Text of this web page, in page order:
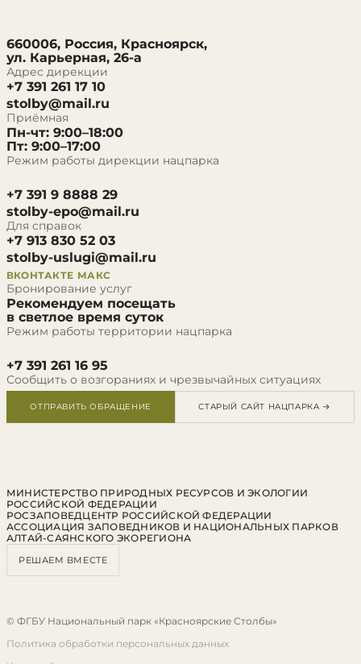
660006, Россия, Красноярск,
ул. Карьерная, 26-а
Адрес дирекции
+7 391 261 17 10
stolby@mail.ru
Приёмная
Пн-чт: 9:00–18:00
Пт: 9:00–17:00
Режим работы дирекции нацпарка
+7 391 9 8888 29
stolby-epo@mail.ru
Для справок
+7 913 830 52 03
stolby-uslugi@mail.ru
ВКОНТАКТЕ МАКС
Бронирование услуг
Рекомендуем посещать
в светлое время суток
Режим работы территории нацпарка
+7 391 261 16 95
Сообщить о возгораниях и чрезвычайных ситуациях
ОТПРАВИТЬ ОБРАЩЕНИЕ СТАРЫЙ САЙТ НАЦПАРКА →
МИНИСТЕРСТВО ПРИРОДНЫХ РЕСУРСОВ И ЭКОЛОГИИ
РОССИЙСКОЙ ФЕДЕРАЦИИ
РОСЗАПОВЕДЦЕНТР РОССИЙСКОЙ ФЕДЕРАЦИИ
АССОЦИАЦИЯ ЗАПОВЕДНИКОВ И НАЦИОНАЛЬНЫХ ПАРКОВ
АЛТАЙ-САЯНСКОГО ЭКОРЕГИОНА
РЕШАЕМ ВМЕСТЕ
© ФГБУ Национальный парк «Красноярские Столбы»
Политика обработки персональных данных